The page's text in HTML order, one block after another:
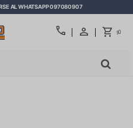
AL WHATSAPP 097080907
call $0